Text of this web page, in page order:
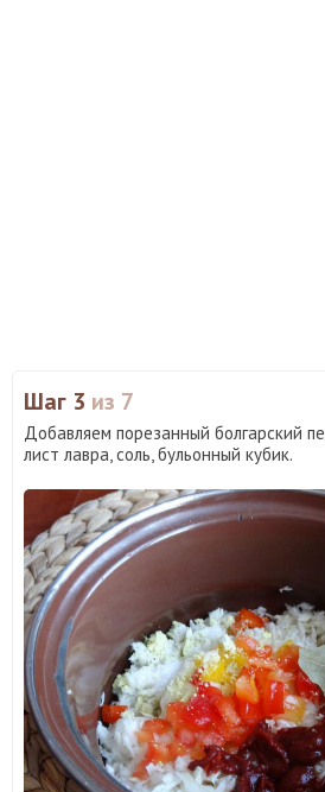
Шаг 3 из 7
Добавляем порезанный болгарский
лист лавра, соль, бульонный кубик.